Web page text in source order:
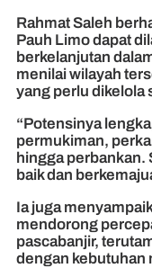
Rahmat Saleh
Pauh Limo dapat
berkelanjutan
menilai wilayah
yang perlu dikelola
“Potensinya
permukiman,
hingga perbankan.
baik dan
Ia juga
mendorong
pascabanjir,
dengan kebutuhan